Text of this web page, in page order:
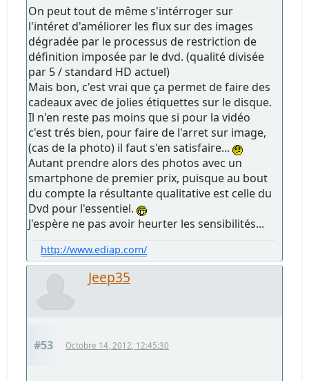
On peut tout de même s'intérroger sur
l'intéret d'améliorer les flux sur des images
dégradée par le processus de restriction de
définition imposée par le dvd. (qualité divisée
par 5 / standard HD actuel)
Mais bon, c'est vrai que ça permet de faire des
cadeaux avec de jolies étiquettes sur le disque.
Il n'en reste pas moins que si pour la vidéo
c'est trés bien, pour faire de l'arret sur image,
(cas de la photo) il faut s'en satisfaire...
Autant prendre alors des photos avec un
smartphone de premier prix, puisque au bout
du compte la résultante qualitative est celle du
Dvd pour l'essentiel.
J'espère ne pas avoir heurter les sensibilités...
http://www.ediap.com/
Jeep35
#53 Octobre 14, 2012, 12:45:30